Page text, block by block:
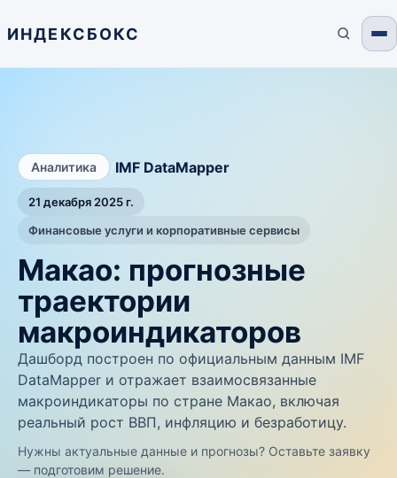
ИНДЕКСБОКС
Аналитика IMF DataMapper
21 декабря 2025 г.
Финансовые услуги и корпоративные сервисы
Макао: прогнозные
траектории
макроиндикаторов
Дашборд построен по официальным данным IMF
DataMapper и отражает взаимосвязанные
макроиндикаторы по стране Макао, включая
реальный рост ВВП, инфляцию и безработицу.
Нужны актуальные данные и прогнозы? Оставьте заявку
— подготовим решение.